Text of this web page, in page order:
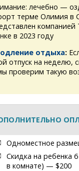
лечебно —
терме Олимия в
в 2023 году
отдыха:
отпуск на неделю,
проверим такую
Одноместное
Скидка на ребенка
в комнате) — $200